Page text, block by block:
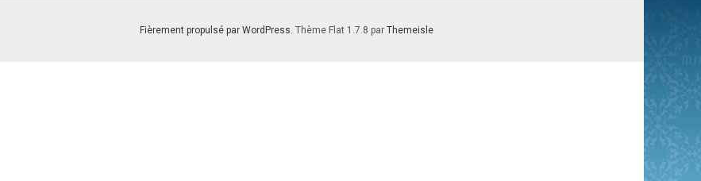
Fièrement propulsé par WordPress. Thème Flat 1.7.8 par Themeisle